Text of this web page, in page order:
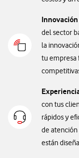
del sector
la
tu empresa
con tus
rápidos y
de atención
están